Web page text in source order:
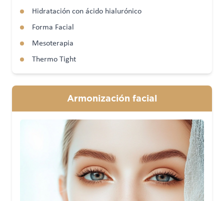
Hidratación con ácido hialurónico
Forma Facial
Mesoterapia
Thermo Tight
Armonización facial